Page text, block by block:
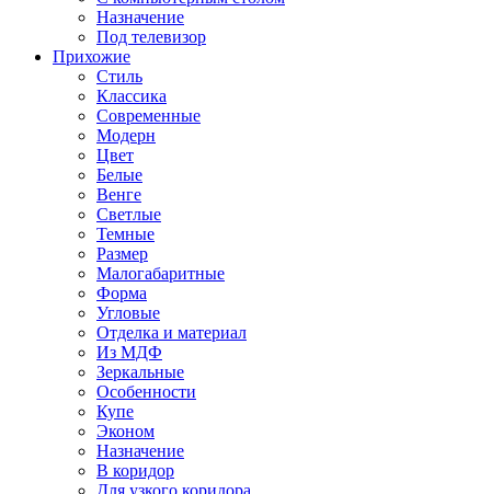
Назначение
Под телевизор
Прихожие
Стиль
Классика
Современные
Модерн
Цвет
Белые
Венге
Светлые
Темные
Размер
Малогабаритные
Форма
Угловые
Отделка и материал
Из МДФ
Зеркальные
Особенности
Купе
Эконом
Назначение
В коридор
Для узкого коридора